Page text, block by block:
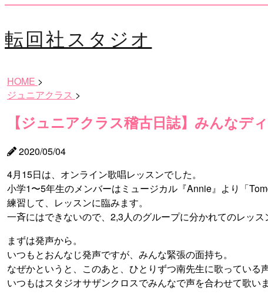
転回社スタジオ
HOME >
ジュニアクラス >
【ジュニアクラス稽古日誌】みんなデ
2020/05/04
4月15日は、オンライン歌唱レッスンでした。
小学1〜5年生のメンバーはミュージカル『Annie』より「
練習して、レッスンに臨みます。
一斉にはできないので、2,3人のグループに分かれてのレッス
まずは発声から。
いつもとおんなじ発声ですが、みんな緊張の面持ち。
なぜかというと、このあと、ひとりずつ南先生に歌っている
いつもはスタジオサザンクロスでみんなで声を合わせて歌い